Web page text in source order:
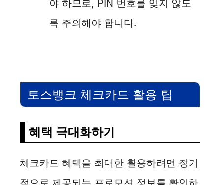
야 하므로, PIN 번호를 잊지 않도
록 주의해야 합니다.
토스뱅크 체크카드 활용 팁
혜택 극대화하기
체크카드 혜택을 최대한 활용하려면 정기